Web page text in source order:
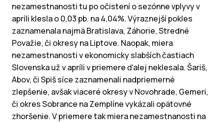
nezamestnanosti tu po očistení o sezónne vplyvy v
apríli klesla o 0,03 pb. na 4,04%. Výraznejší pokles
zaznamenala najmä Bratislava, Záhorie, Stredné
Považie, či okresy na Liptove. Naopak, miera
nezamestnanosti v ekonomicky slabších častiach
Slovenska už v apríli v priemere ďalej neklesala. Šariš,
Abov, či Spiš síce zaznamenali nadpriemerné
zlepšenie, avšak viaceré okresy v Novohrade, Gemeri,
či okres Sobrance na Zemplíne vykázali opätovné
zhoršenie. V priemere tak miera nezamestnanosti na